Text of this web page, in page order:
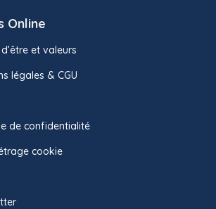
Online
et valeurs
légales & CGU
de confidentialité
cookie